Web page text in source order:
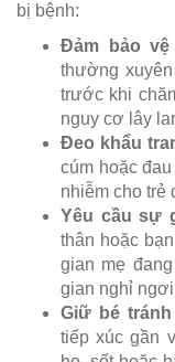
bị bệnh:
Đảm bảo
thường
trước khi
nguy cơ lây
Đeo khẩu
cúm hoặc
nhiễm cho trẻ
Yêu cầu sự
thân hoặc
gian mẹ
gian nghỉ
Giữ bé
tiếp xúc gần